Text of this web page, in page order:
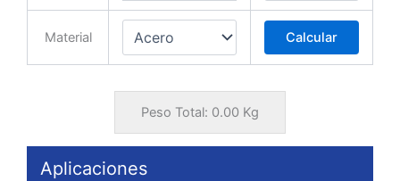
Material Calcular
Peso Total: 0.00 Kg
Aplicaciones